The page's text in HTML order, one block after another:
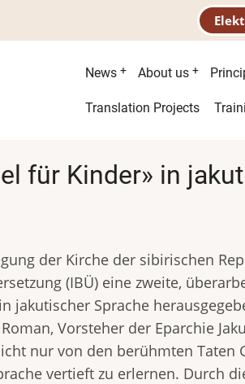
Main
menu
News About us
Second
Translation Projects
für Kinder» in
der Kirche der sibirischen
(IBÜ) eine zweite,
jakutischer Sprache
Vorsteher der Eparchie
nur von den berühmten
vertieft zu erlernen. Durch